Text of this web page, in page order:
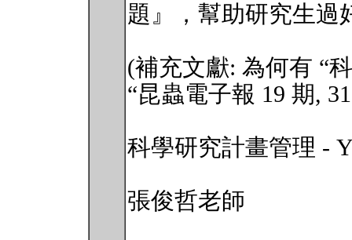
題』，幫助研究生過
(補充文獻: 為何有 “
“昆蟲電子報 19 期,
科學研究計畫管理 -
張俊哲老師